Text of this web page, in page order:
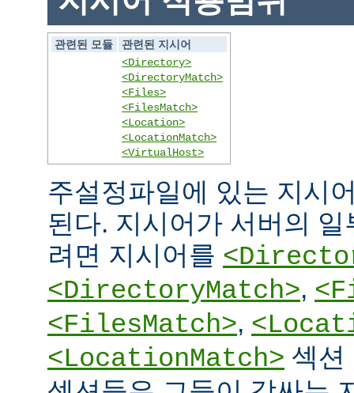
관련된 모듈
관련된 지시어
<Directory>
<DirectoryMatch>
<Files>
<FilesMatch>
<Location>
<LocationMatch>
<VirtualHost>
주설정파일에 있는 지시
된다. 지시어가 서버의
려면 지시어를
<DirectoryMatch>,
<FilesMatch>,
<LocationMatch> 섹션